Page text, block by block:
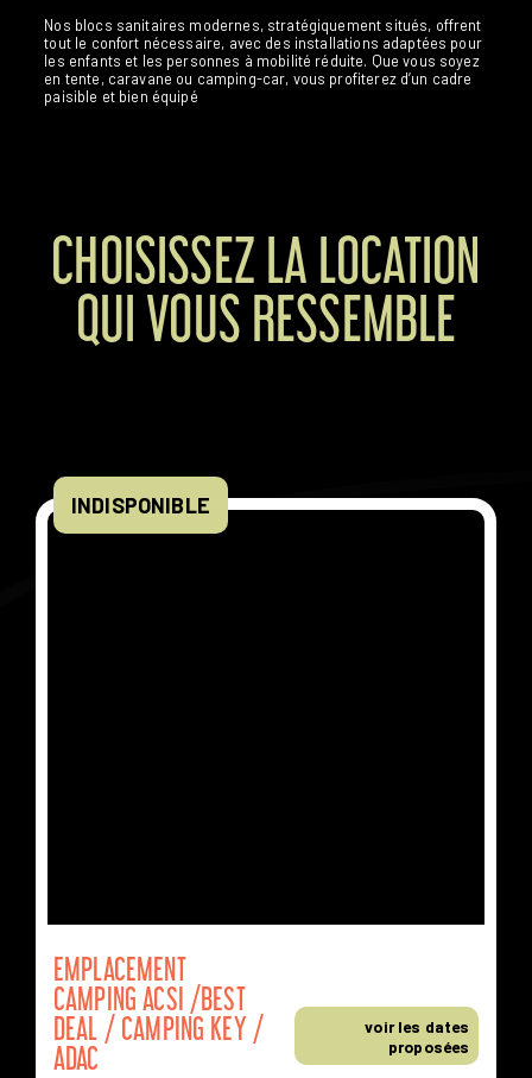
Nos blocs sanitaires modernes, stratégiquement situés, offrent
tout le confort nécessaire, avec des installations adaptées pour
les enfants et les personnes à mobilité réduite. Que vous soyez
en tente, caravane ou camping-car, vous profiterez d’un cadre
paisible et bien équipé
CHOISISSEZ LA LOCATION
QUI VOUS RESSEMBLE
INDISPONIBLE
EMPLACEMENT
CAMPING ACSI /BEST
DEAL / CAMPING KEY /
ADAC
voir les dates
proposées